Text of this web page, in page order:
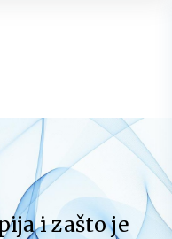
i zašto je